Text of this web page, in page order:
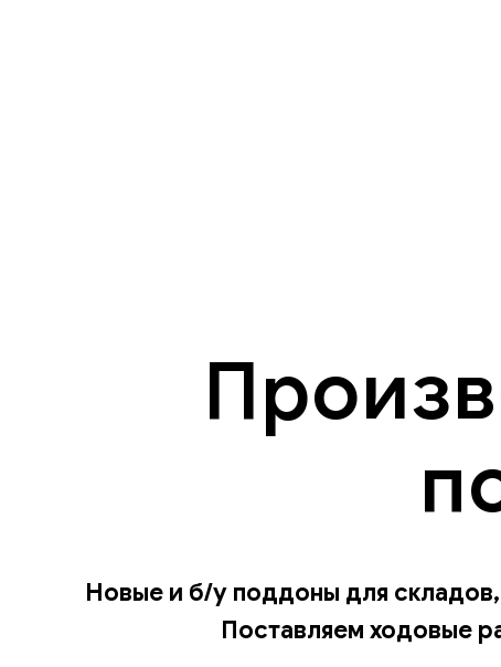
Новые и б/у поддоны для
Поставляем ходовые